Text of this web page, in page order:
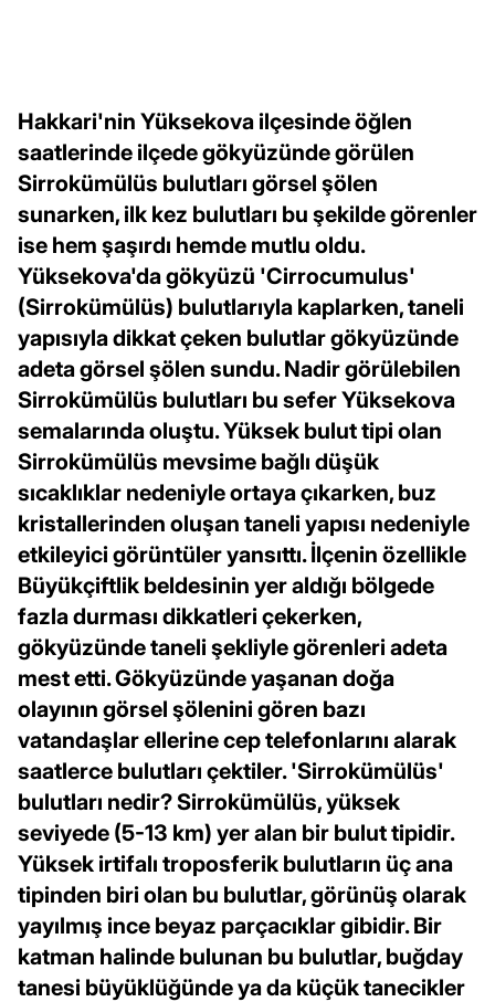
Hakkari'nin Yüksekova ilçesinde öğlen
saatlerinde ilçede gökyüzünde görülen
Sirrokümülüs bulutları görsel şölen
sunarken, ilk kez bulutları bu şekilde görenler
ise hem şaşırdı hemde mutlu oldu.
Yüksekova'da gökyüzü 'Cirrocumulus'
(Sirrokümülüs) bulutlarıyla kaplarken, taneli
yapısıyla dikkat çeken bulutlar gökyüzünde
adeta görsel şölen sundu. Nadir görülebilen
Sirrokümülüs bulutları bu sefer Yüksekova
semalarında oluştu. Yüksek bulut tipi olan
Sirrokümülüs mevsime bağlı düşük
sıcaklıklar nedeniyle ortaya çıkarken, buz
kristallerinden oluşan taneli yapısı nedeniyle
etkileyici görüntüler yansıttı. İlçenin özellikle
Büyükçiftlik beldesinin yer aldığı bölgede
fazla durması dikkatleri çekerken,
gökyüzünde taneli şekliyle görenleri adeta
mest etti. Gökyüzünde yaşanan doğa
olayının görsel şölenini gören bazı
vatandaşlar ellerine cep telefonlarını alarak
saatlerce bulutları çektiler. 'Sirrokümülüs'
bulutları nedir? Sirrokümülüs, yüksek
seviyede (5-13 km) yer alan bir bulut tipidir.
Yüksek irtifalı troposferik bulutların üç ana
tipinden biri olan bu bulutlar, görünüş olarak
yayılmış ince beyaz parçacıklar gibidir. Bir
katman halinde bulunan bu bulutlar, buğday
tanesi büyüklüğünde ya da küçük tanecikler